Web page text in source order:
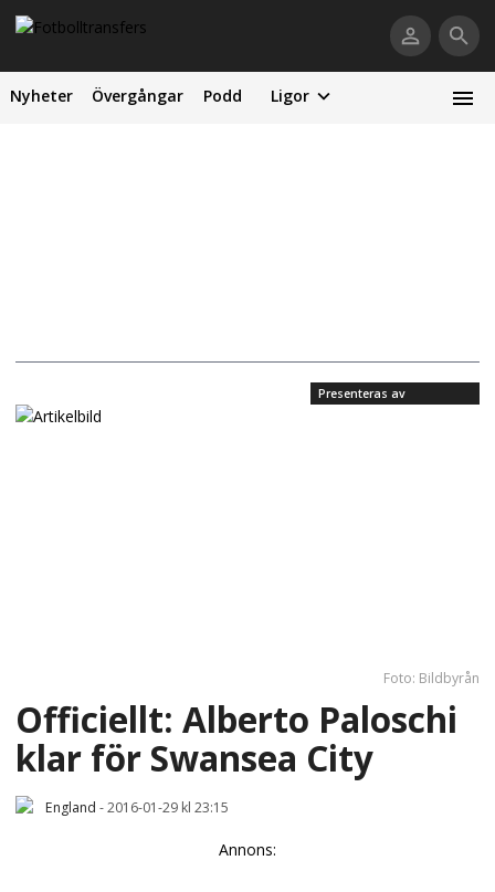
Nyheter Övergångar Podd Ligor
Presenteras av
Foto: Bildbyrån
Officiellt: Alberto Paloschi
klar för Swansea City
England -2016-01-29 kl 23:15
Annons: